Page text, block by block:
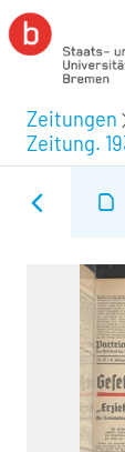
Zeitungen
Zeitung.